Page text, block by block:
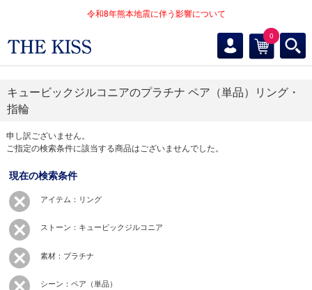
令和8年熊本地震に伴う影響について
0
キュービックジルコニアのプラチナ ペア（単品）リング・
指輪
申し訳ございません。
ご指定の検索条件に該当する商品はございませんでした。
現在の検索条件
アイテム：リング
ストーン：キュービックジルコニア
素材：プラチナ
シーン：ペア（単品）